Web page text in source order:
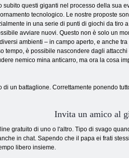
questi giganti nel processo della sua
tecnologico. Le nostre proposte
in una serie di punti di giochi da tiro
avviare nuovi. Questo non è solo un
ambienti – in campo aperto, e anche
tempo, è possibile nascondere dagli
nemico mina anticarro, ma ora la cosa
un battaglione. Correttamente ponendo
Invita un amico al
gratuito di uno o l'altro. Tipo di svago
in chat. Sapendo che il papa ei frati
libero insieme.